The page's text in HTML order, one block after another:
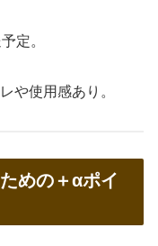
定。
や使用感あり。
めの＋αポイ